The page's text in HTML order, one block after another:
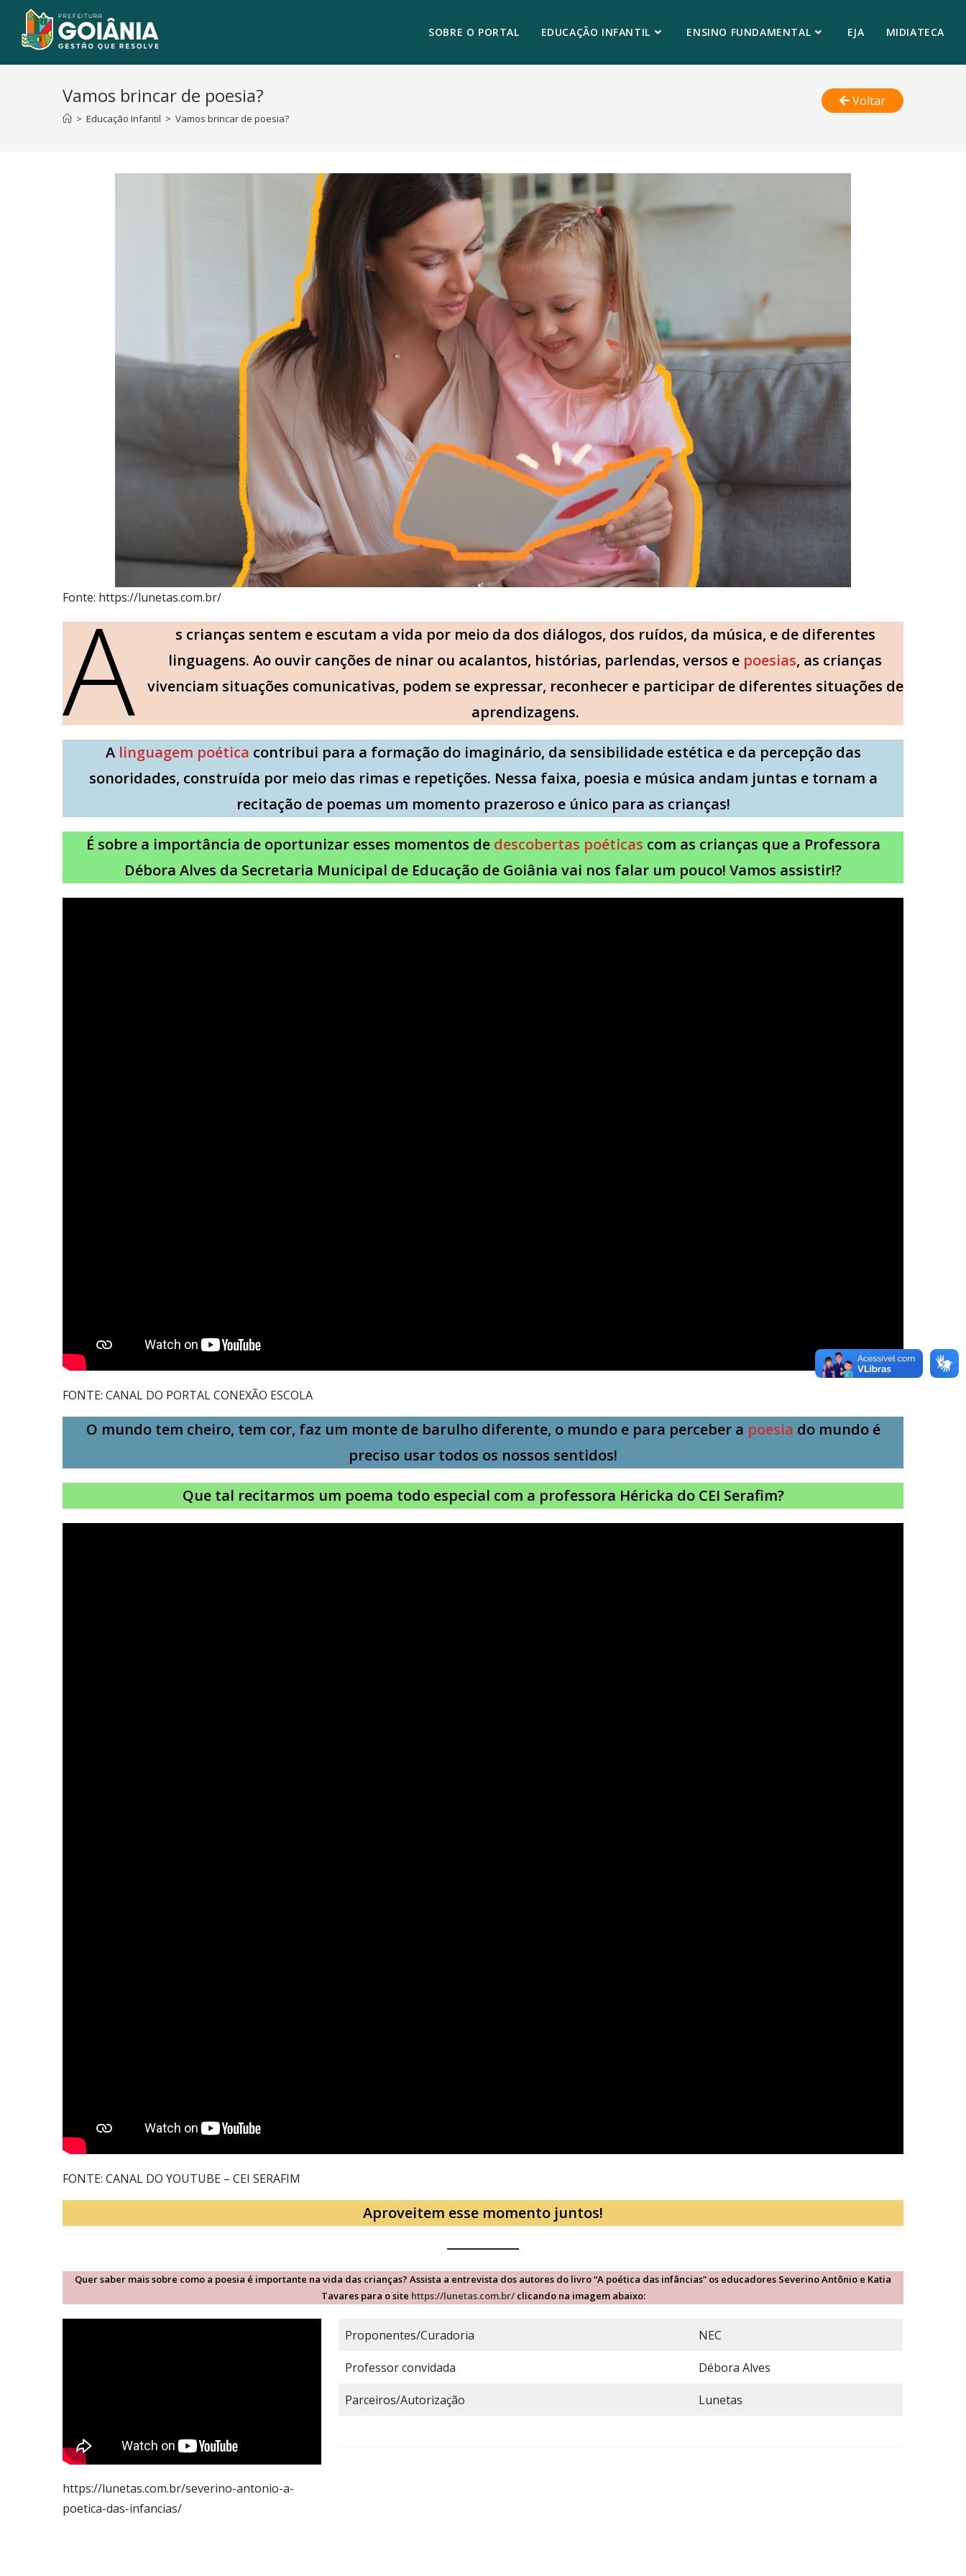
SOBRE O PORTAL EDUCAÇÃO INFANTIL ENSINO FUNDAMENTAL EJA MIDIATECA
Vamos brincar de poesia?
> Educação Infantil > Vamos brincar de poesia?
Voltar
Fonte: https://lunetas.com.br/
A
s crianças sentem e escutam a vida por meio da dos diálogos, dos ruídos, da música, e de diferentes
linguagens. Ao ouvir canções de ninar ou acalantos, histórias, parlendas, versos e poesias, as crianças
vivenciam situações comunicativas, podem se expressar, reconhecer e participar de diferentes situações de
aprendizagens.
A linguagem poética contribui para a formação do imaginário, da sensibilidade estética e da percepção das
sonoridades, construída por meio das rimas e repetições. Nessa faixa, poesia e música andam juntas e tornam a
recitação de poemas um momento prazeroso e único para as crianças!
É sobre a importância de oportunizar esses momentos de descobertas poéticas com as crianças que a Professora
Débora Alves da Secretaria Municipal de Educação de Goiânia vai nos falar um pouco! Vamos assistir!?
FONTE: CANAL DO PORTAL CONEXÃO ESCOLA
O mundo tem cheiro, tem cor, faz um monte de barulho diferente, o mundo e para perceber a poesia do mundo é
preciso usar todos os nossos sentidos!
Que tal recitarmos um poema todo especial com a professora Héricka do CEI Serafim?
FONTE: CANAL DO YOUTUBE – CEI SERAFIM
Aproveitem esse momento juntos!
Quer saber mais sobre como a poesia é importante na vida das crianças? Assista a entrevista dos autores do livro “A poética das infâncias” os educadores Severino Antônio e Katia
Tavares para o site https://lunetas.com.br/clicando na imagem abaixo:
https://lunetas.com.br/severino-antonio-a-
poetica-das-infancias/
Proponentes/Curadoria NEC
Professor convidada Débora Alves
Parceiros/Autorização Lunetas